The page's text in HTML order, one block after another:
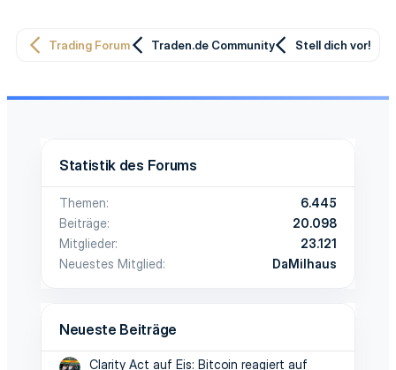
Trading Forum Traden.de Community Stell dich vor!
Statistik des Forums
Themen
6.445
Beiträge
20.098
Mitglieder
23.121
Neuestes Mitglied
DaMilhaus
Neueste Beiträge
Clarity Act auf Eis: Bitcoin reagiert auf